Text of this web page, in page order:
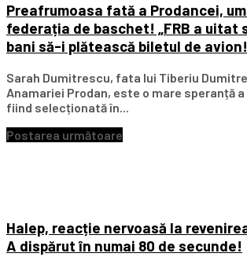
Preafrumoasa fată a Prodancei,
federația de baschet! „FRB a uitat
bani să-i plătească biletul de
Sarah Dumitrescu, fata lui Tiberiu
Anamariei Prodan, este o mare speranță
fiind selecționată în...
Postarea următoare
Halep, reacție nervoasă la
A dispărut în numai 80 de secunde!